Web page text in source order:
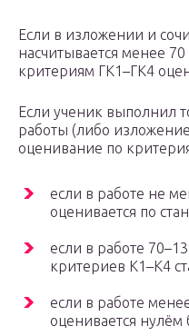
Если в изложении и
насчитывается менее 70
критериям ГК1–ГК4
Если ученик выполнил
работы (либо
оценивание по
если в работе не
оценивается по
если в работе
критериев К1–К4
если в работе
оценивается нулём